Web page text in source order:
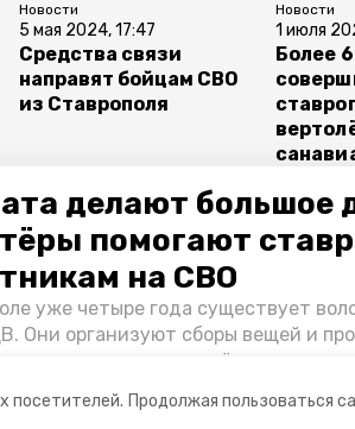
посетителей. Продолжая пользоваться
делают
помогают
на СВО
уже четыре года существует
Они организуют сборы вещей и
и лично отвозят всё это на
Новости
5 мая 2024, 17:47
Средства связи
направят бойцам СВО
из Ставрополя
Новости
1 июля
Более
губернатор владимир